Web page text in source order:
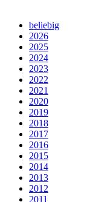
beliebig
2026
2025
2024
2023
2022
2021
2020
2019
2018
2017
2016
2015
2014
2013
2012
2011